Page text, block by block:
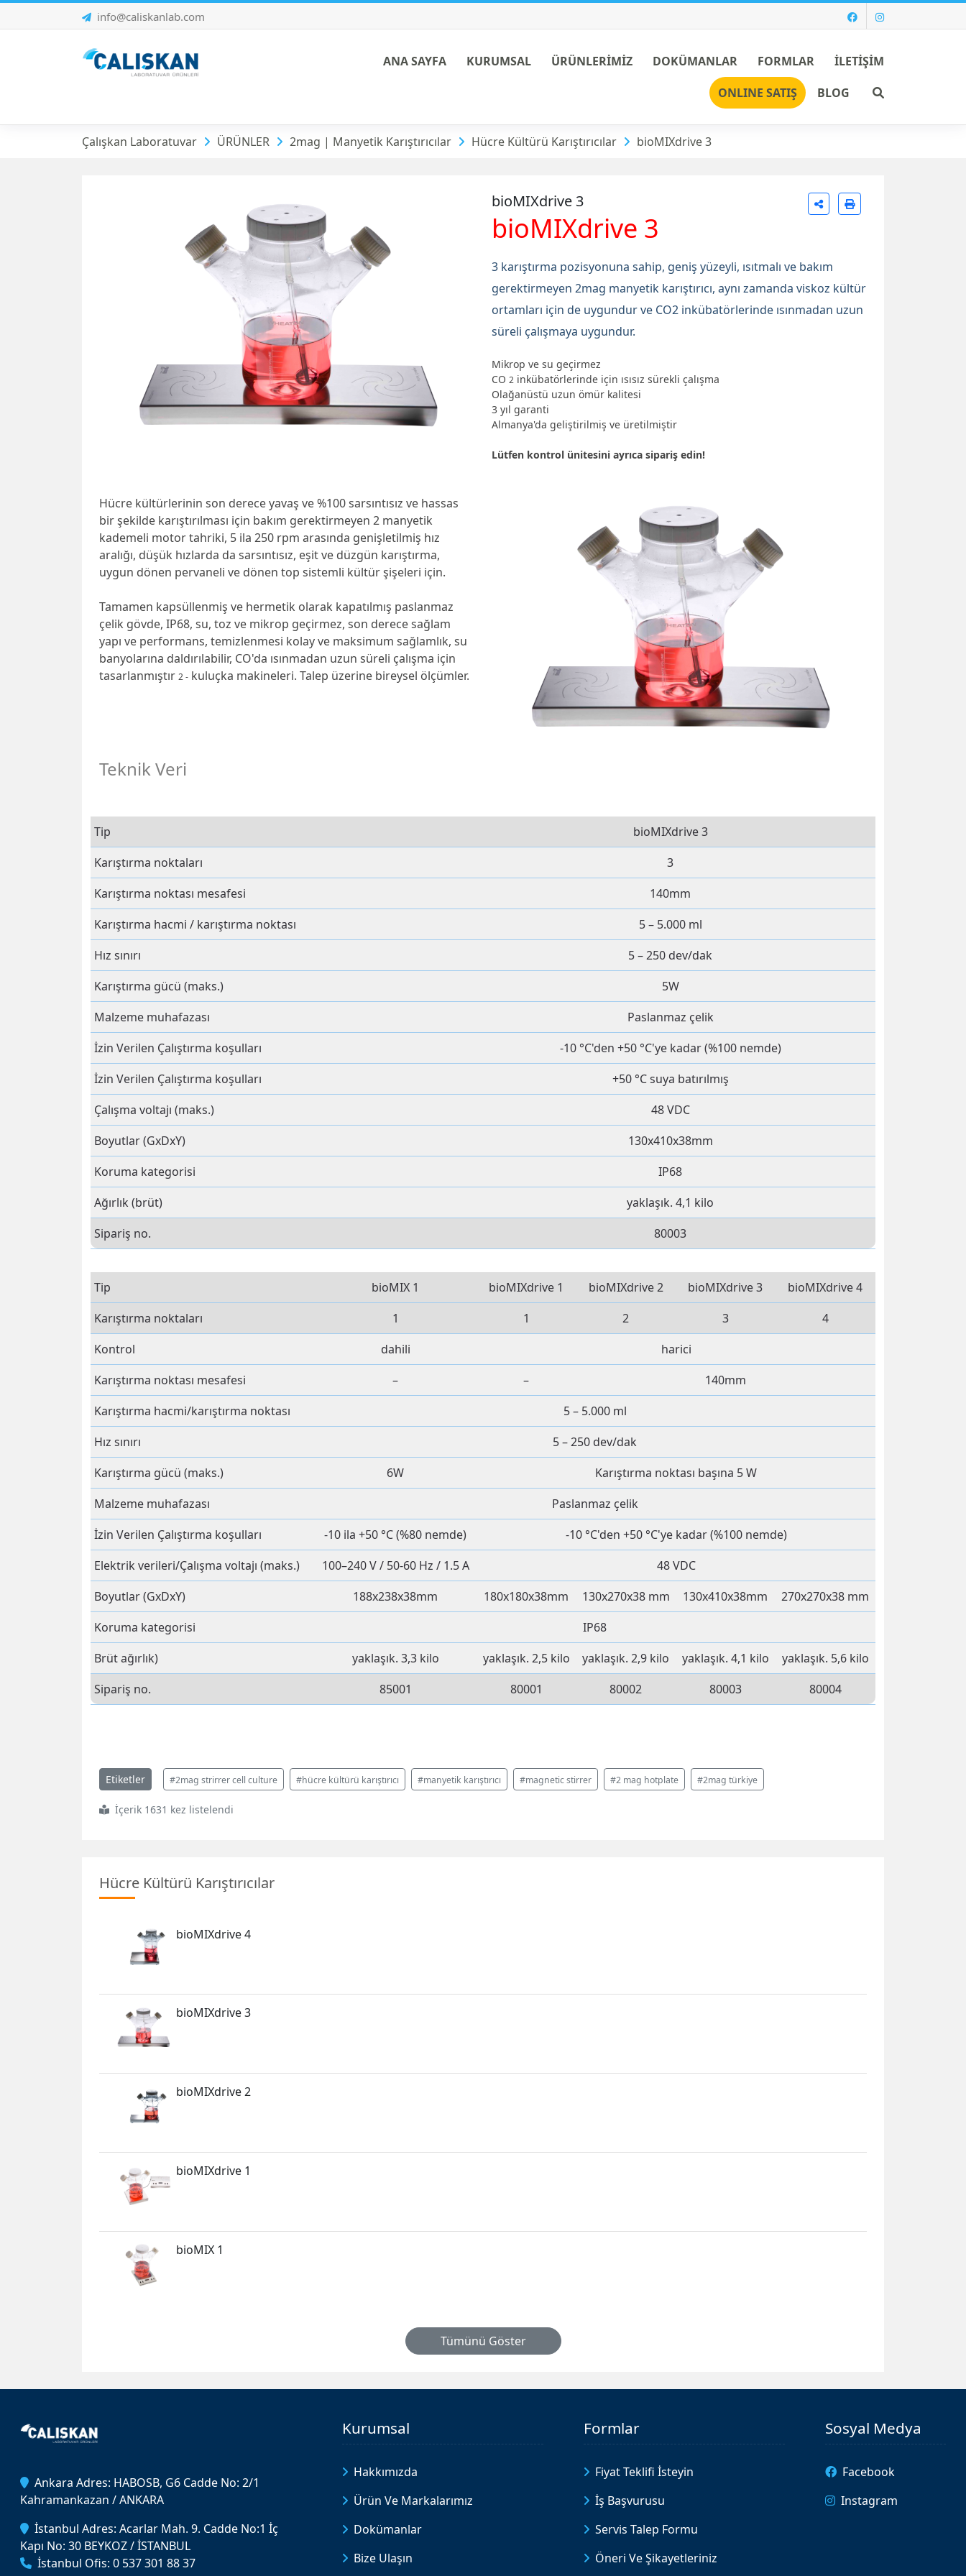
info@caliskanlab.com
ANA SAYFA KURUMSAL ÜRÜNLERİMİZ DOKÜMANLAR FORMLAR
İLETİŞİM
ONLINE SATIŞ
BLOG
Hücre Kültürü Karıştırıcılar
Çalışkan Laboratuvar ÜRÜNLER 2mag | Manyetik Karıştırıcılar Hücre Kültürü Karıştırıcılar bioMIXdrive 3
bioMIXdrive 3
bioMIXdrive 3
3 karıştırma pozisyonuna sahip, geniş yüzeyli, ısıtmalı ve bakım
gerektirmeyen 2mag manyetik karıştırıcı, aynı zamanda viskoz kültür
ortamları için de uygundur ve CO2 inkübatörlerinde ısınmadan uzun
süreli çalışmaya uygundur.
Mikrop ve su geçirmez
CO 2 inkübatörlerinde için ısısız sürekli çalışma
Olağanüstü uzun ömür kalitesi
3 yıl garanti
Almanya'da geliştirilmiş ve üretilmiştir
Lütfen kontrol ünitesini ayrıca sipariş edin!
Hücre kültürlerinin son derece yavaş ve %100 sarsıntısız ve hassas
bir şekilde karıştırılması için bakım gerektirmeyen 2 manyetik
kademeli motor tahriki, 5 ila 250 rpm arasında genişletilmiş hız
aralığı, düşük hızlarda da sarsıntısız, eşit ve düzgün karıştırma,
uygun dönen pervaneli ve dönen top sistemli kültür şişeleri için.
Tamamen kapsüllenmiş ve hermetik olarak kapatılmış paslanmaz
çelik gövde, IP68, su, toz ve mikrop geçirmez, son derece sağlam
yapı ve performans, temizlenmesi kolay ve maksimum sağlamlık, su
banyolarına daldırılabilir, CO'da ısınmadan uzun süreli çalışma için
tasarlanmıştır 2 - kuluçka makineleri. Talep üzerine bireysel ölçümler.
Teknik Veri
Tip
bioMIXdrive 3
Karıştırma noktaları
3
Karıştırma noktası mesafesi
140mm
Karıştırma hacmi / karıştırma noktası
5 – 5.000 ml
Hız sınırı
5 – 250 dev/dak
Karıştırma gücü (maks.)
5W
Malzeme muhafazası
Paslanmaz çelik
İzin Verilen Çalıştırma koşulları
-10 °C'den +50 °C'ye kadar (%100 nemde)
İzin Verilen Çalıştırma koşulları
+50 °C suya batırılmış
Çalışma voltajı (maks.)
48 VDC
Boyutlar (GxDxY)
130x410x38mm
Koruma kategorisi
IP68
Ağırlık (brüt)
yaklaşık. 4,1 kilo
Sipariş no.
80003
Tip bioMIX 1 bioMIXdrive 1 bioMIXdrive 2 bioMIXdrive 3
bioMIXdrive 4
Karıştırma noktaları
1 1 2 3
4
Kontrol
dahili
harici
Karıştırma noktası mesafesi
– –
140mm
Karıştırma hacmi/karıştırma noktası
5 – 5.000 ml
Hız sınırı
5 – 250 dev/dak
Karıştırma gücü (maks.)
6W
Karıştırma noktası başına 5 W
Malzeme muhafazası
Paslanmaz çelik
İzin Verilen Çalıştırma koşulları
-10 ila +50 °C (%80 nemde)
-10 °C'den +50 °C'ye kadar (%100 nemde)
Elektrik verileri/Çalışma voltajı (maks.)
100–240 V / 50-60 Hz / 1.5 A
48 VDC
Boyutlar (GxDxY)
188x238x38mm 180x180x38mm 130x270x38 mm 130x410x38mm
270x270x38 mm
Koruma kategorisi
IP68
Brüt ağırlık)
yaklaşık. 3,3 kilo yaklaşık. 2,5 kilo yaklaşık. 2,9 kilo yaklaşık. 4,1 kilo yaklaşık. 5,6 kilo
Sipariş no.
85001 80001 80002 80003 80004
Etiketler #2mag strirrer cell culture #hücre kültürü karıştırıcı #manyetik karıştırıcı #magnetic stirrer #2 mag hotplate #2mag türkiye
İçerik 1631 kez listelendi
Hücre Kültürü Karıştırıcılar
bioMIXdrive 4
bioMIXdrive 3
bioMIXdrive 2
bioMIXdrive 1
bioMIX 1
Tümünü Göster
Ankara Adres: HABOSB, G6 Cadde No: 2/1
Kahramankazan / ANKARA
İstanbul Adres: Acarlar Mah. 9. Cadde No:1 İç
Kapı No: 30 BEYKOZ / İSTANBUL
İstanbul Ofis: 0 537 301 88 37
Kurumsal
Hakkımızda
Ürün Ve Markalarımız
Dokümanlar
Bize Ulaşın
Formlar
Fiyat Teklifi İsteyin
İş Başvurusu
Servis Talep Formu
Öneri Ve Şikayetleriniz
Sosyal Medya
Facebook
Instagram